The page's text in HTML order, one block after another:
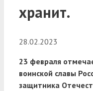
хранит.
28.02.2023
23 февраля
воинской славы
защитника